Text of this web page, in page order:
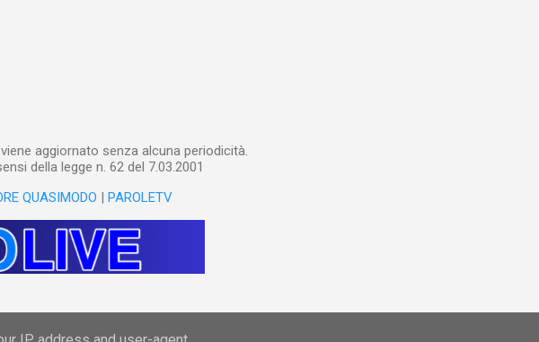
aggiornato senza alcuna periodicità.
della legge n. 62 del 7.03.2001
QUASIMODO | PAROLETV